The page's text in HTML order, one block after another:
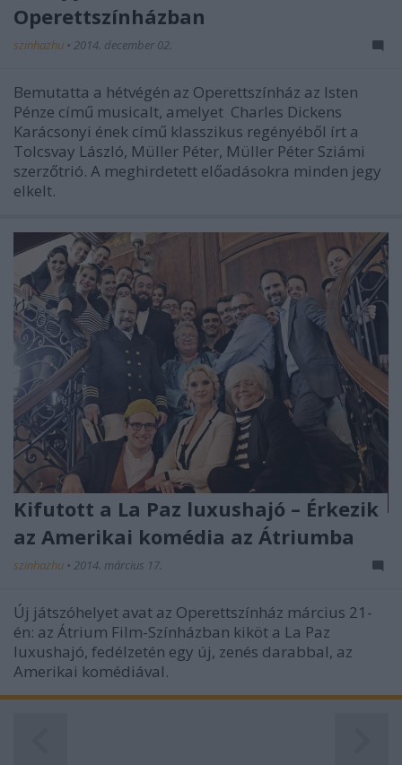
Operettszínházban
szinhazhu • 2014. december 02.
Bemutatta a hétvégén az Operettszínház az Isten
Pénze című musicalt, amelyet Charles Dickens
Karácsonyi ének című klasszikus regényéből írt a
Tolcsvay László, Müller Péter, Müller Péter Sziámi
szerzőtrió. A meghirdetett előadásokra minden jegy
elkelt.
Kifutott a La Paz luxushajó – Érkezik
az Amerikai komédia az Átriumba
szinhazhu • 2014. március 17.
Új játszóhelyet avat az Operettszínház március 21-
én: az Átrium Film-Színházban kiköt a La Paz
luxushajó, fedélzetén egy új, zenés darabbal, az
Amerikai komédiával.